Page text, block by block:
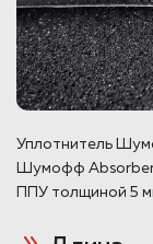
Уплотнитель
Шумофф Absorber
ППУ толщиной 5